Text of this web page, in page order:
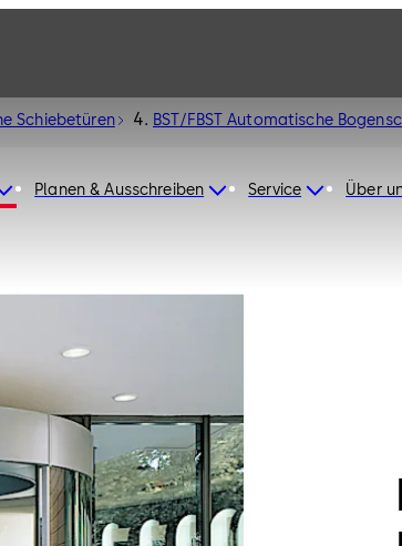
Planen & Ausschreiben Service Über
Schiebetüren BST/FBST Automatische